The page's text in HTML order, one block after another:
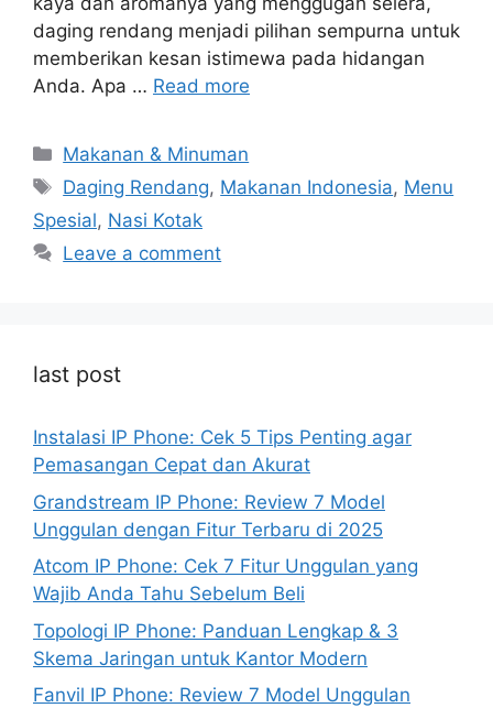
daging rendang menjadi pilihan sempurna untuk
memberikan kesan istimewa pada hidangan
Anda. Apa … Read more
Categories
Makanan & Minuman
Tags
Daging Rendang, Makanan Indonesia, Menu
Spesial, Nasi Kotak
Leave a comment
last post
Instalasi IP Phone: Cek 5 Tips Penting agar
Pemasangan Cepat dan Akurat
Grandstream IP Phone: Review 7 Model
Unggulan dengan Fitur Terbaru di 2025
Atcom IP Phone: Cek 7 Fitur Unggulan yang
Wajib Anda Tahu Sebelum Beli
Topologi IP Phone: Panduan Lengkap & 3
Skema Jaringan untuk Kantor Modern
Fanvil IP Phone: Review 7 Model Unggulan